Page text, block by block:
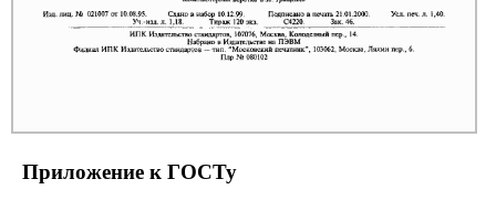
Приложение к ГОСТу